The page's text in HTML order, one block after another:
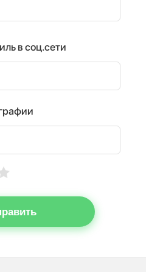
в соц.сети